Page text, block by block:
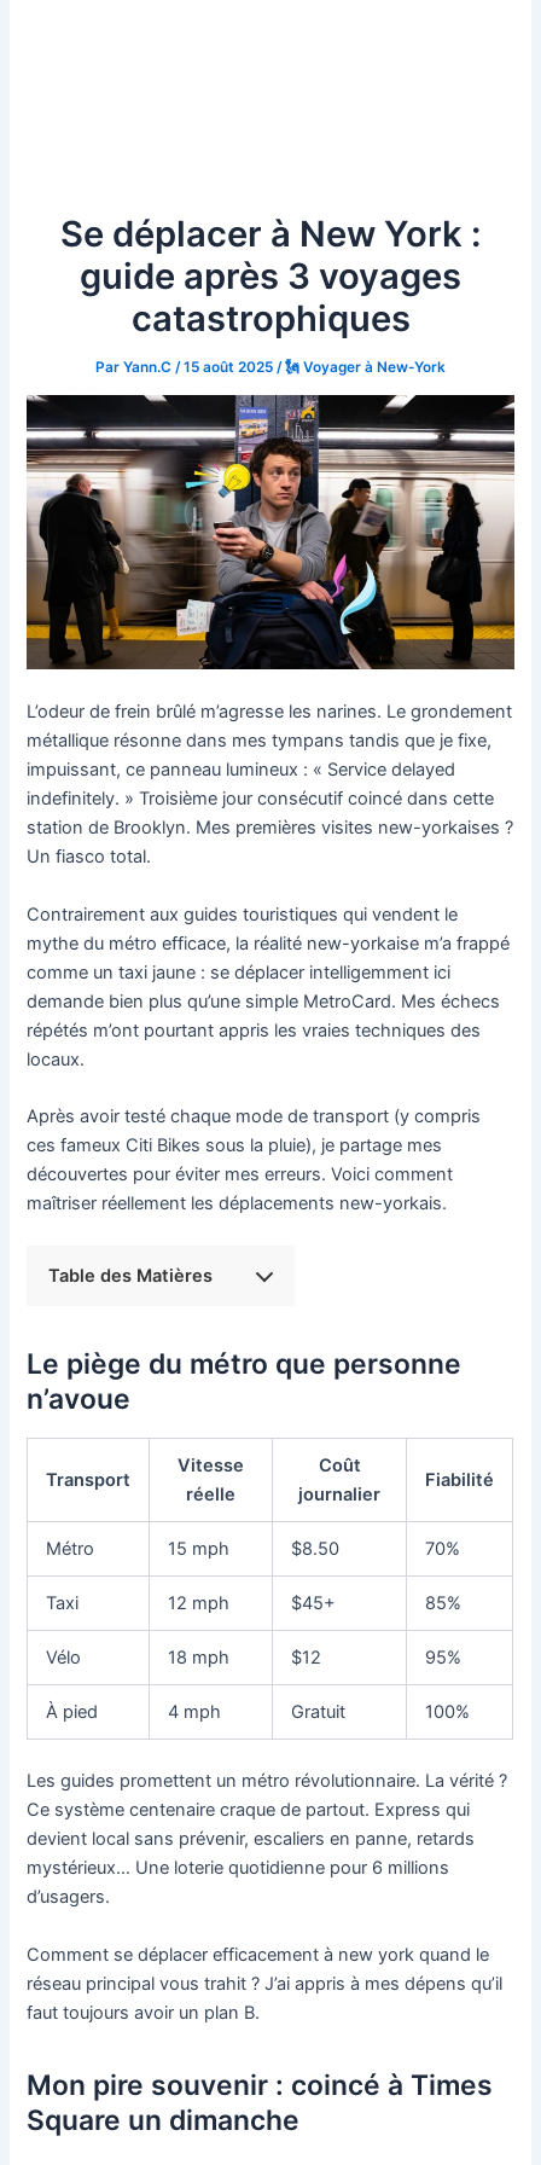
Se déplacer à New York :
guide après 3 voyages
catastrophiques
Par Yann.C /15 août 2025 /🗽 Voyager à New-York
L’odeur de frein brûlé m’agresse les narines. Le grondement
métallique résonne dans mes tympans tandis que je fixe,
impuissant, ce panneau lumineux : « Service delayed
indefinitely. » Troisième jour consécutif coincé dans cette
station de Brooklyn. Mes premières visites new-yorkaises ?
Un fiasco total.
Contrairement aux guides touristiques qui vendent le
mythe du métro efficace, la réalité new-yorkaise m’a frappé
comme un taxi jaune : se déplacer intelligemment ici
demande bien plus qu’une simple MetroCard. Mes échecs
répétés m’ont pourtant appris les vraies techniques des
locaux.
Après avoir testé chaque mode de transport (y compris
ces fameux Citi Bikes sous la pluie), je partage mes
découvertes pour éviter mes erreurs. Voici comment
maîtriser réellement les déplacements new-yorkais.
Table des Matières
Le piège du métro que personne
n’avoue
Transport
Vitesse
réelle
Coût
journalier
Fiabilité
Métro 15 mph $8.50 70%
Taxi 12 mph $45+ 85%
Vélo 18 mph $12 95%
À pied 4 mph Gratuit 100%
Les guides promettent un métro révolutionnaire. La vérité ?
Ce système centenaire craque de partout. Express qui
devient local sans prévenir, escaliers en panne, retards
mystérieux… Une loterie quotidienne pour 6 millions
d’usagers.
Comment se déplacer efficacement à new york quand le
réseau principal vous trahit ? J’ai appris à mes dépens qu’il
faut toujours avoir un plan B.
Mon pire souvenir : coincé à Times
Square un dimanche